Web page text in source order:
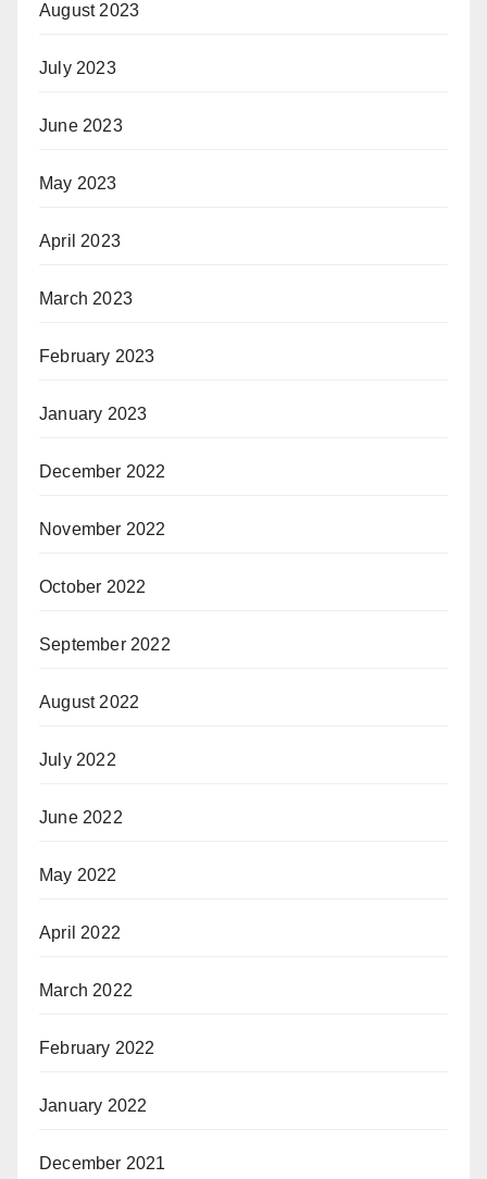
August 2023
July 2023
June 2023
May 2023
April 2023
March 2023
February 2023
January 2023
December 2022
November 2022
October 2022
September 2022
August 2022
July 2022
June 2022
May 2022
April 2022
March 2022
February 2022
January 2022
December 2021